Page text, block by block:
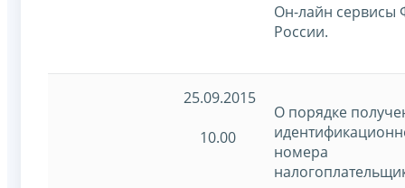
Он-лайн сервисы
России.
25.09.2015
10.00
О порядке
номера